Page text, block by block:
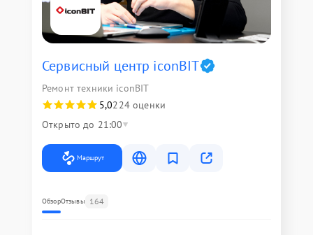
Сервисный центр iconBIT
Ремонт техники iconBIT
5,0224 оценки
Открыто до 21:00
Маршрут
ОбзорОтзывы 164